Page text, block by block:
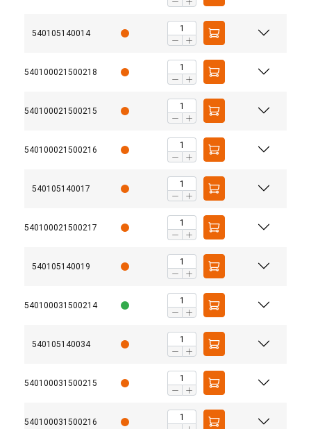
540105140014
540100021500218
540100021500215
540100021500216
540105140017
540100021500217
540105140019
540100031500214
540105140034
540100031500215
540100031500216